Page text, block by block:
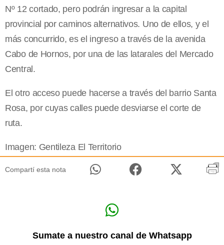
Nº 12 cortado, pero podrán ingresar a la capital
provincial por caminos alternativos. Uno de ellos, y el
más concurrido, es el ingreso a través de la avenida
Cabo de Hornos, por una de las latarales del Mercado
Central.
El otro acceso puede hacerse a través del barrio Santa
Rosa, por cuyas calles puede desviarse el corte de
ruta.
Imagen: Gentileza El Territorio
Compartí esta nota
Sumate a nuestro canal de Whatsapp